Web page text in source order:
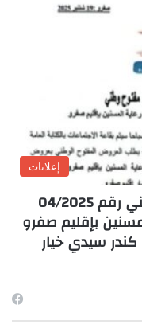
إعلانات
إعلان عن طلب عروض مفتوح وطني رقم 04/2025
بإقليم صفرو
كندر سيدي خيار